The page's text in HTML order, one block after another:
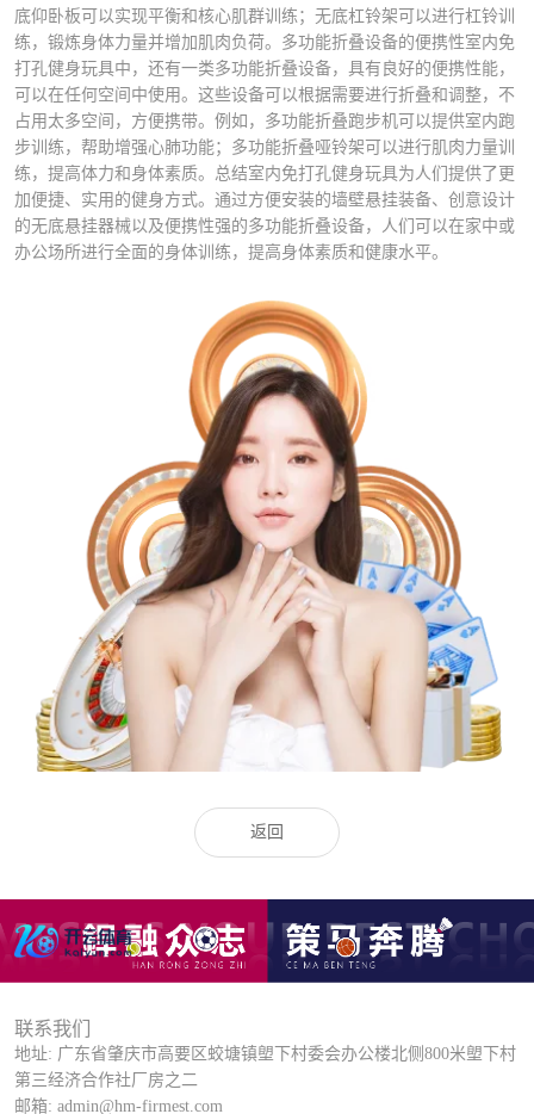
底仰卧板可以实现平衡和核心肌群训练；无底杠铃架可以进行杠铃训
练，锻炼身体力量并增加肌肉负荷。多功能折叠设备的便携性室内免
打孔健身玩具中，还有一类多功能折叠设备，具有良好的便携性能，
可以在任何空间中使用。这些设备可以根据需要进行折叠和调整，不
占用太多空间，方便携带。例如，多功能折叠跑步机可以提供室内跑
步训练，帮助增强心肺功能；多功能折叠哑铃架可以进行肌肉力量训
练，提高体力和身体素质。总结室内免打孔健身玩具为人们提供了更
加便捷、实用的健身方式。通过方便安装的墙壁悬挂装备、创意设计
的无底悬挂器械以及便携性强的多功能折叠设备，人们可以在家中或
办公场所进行全面的身体训练，提高身体素质和健康水平。
返回
联系我们
地址: 广东省肇庆市高要区蛟塘镇塱下村委会办公楼北侧800米塱下村
第三经济合作社厂房之二
邮箱: admin@hm-firmest.com